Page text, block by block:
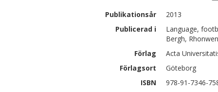
Publikationsår
2013
Publicerad i
Language,
Bergh,
Förlag
Acta
Förlagsort
Göteborg
ISBN
978-91-7346-